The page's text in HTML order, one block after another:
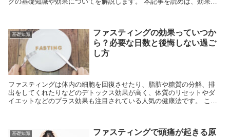
基礎知識
ファスティングの効果っていつか
ら？必要な日数と後悔しない過ご
し方
ファスティングは体内の細胞を回復させたり、脂肪や糖質の分解、排
出をしてくれたりなどのデトックス効果が高く、体質のリセットやダ
イエットなどのプラス効果も注目されている人気の健康法です。 ここ
基礎知識
ファスティングで頭痛が起きる原